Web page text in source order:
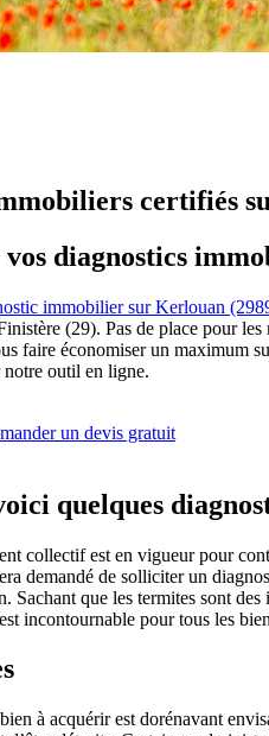
certifiés
diagnostics
immobilier sur Kerlouan
(29). Pas de place pour
faire économiser un maximum
notre outil en ligne.
un devis gratuit
quelques
collectif est en vigueur pour
demandé de solliciter un
Sachant que les termites sont
incontournable pour tous les
à acquérir est dorénavant